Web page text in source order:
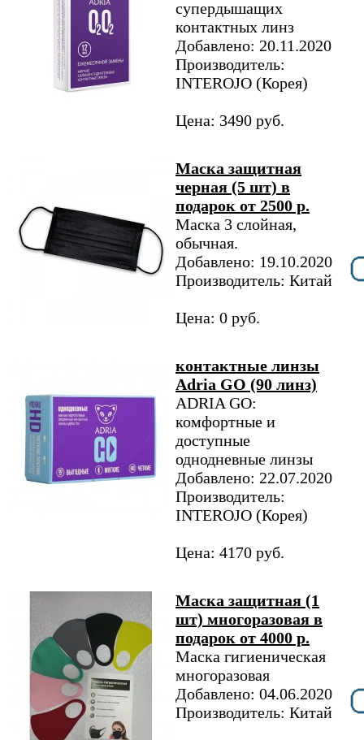
супердышащих
контактных линз
Добавлено: 20.11.2020
Производитель:
INTEROJO (Корея)
Цена: 3490 руб.
Маска защитная
черная (5 шт) в
подарок от 2500 р.
Маска 3 слойная,
обычная.
Добавлено: 19.10.2020
Производитель: Китай
Цена: 0 руб.
контактные линзы
Adria GO (90 линз)
ADRIA GO:
комфортные и
доступные
однодневные линзы
Добавлено: 22.07.2020
Производитель:
INTEROJO (Корея)
Цена: 4170 руб.
Маска защитная (1
шт) многоразовая в
подарок от 4000 р.
Маска гигиеническая
многоразовая
Добавлено: 04.06.2020
Производитель: Китай